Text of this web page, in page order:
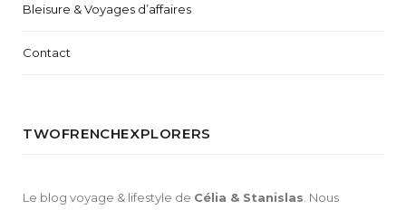
Bleisure & Voyages d’affaires
Contact
TWOFRENCHEXPLORERS
Le blog voyage & lifestyle de Célia & Stanislas . Nous